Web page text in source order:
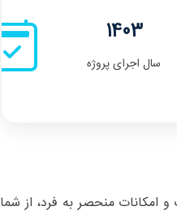
1403
سال اجرای پروژه
منحصر به فرد، از شما